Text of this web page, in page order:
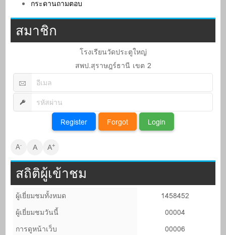
กระดานถามตอบ
สมาชิก
โรงเรียนวัดประตูใหญ่
สพป.สุราษฎร์ธานี เขต 2
A- A A+
สถิติผู้เข้าชม
ผู้เยี่ยมชมทั้งหมด
1458452
ผู้เยี่ยมชมวันนี้
00004
การดูหน้าเว็บ
00006